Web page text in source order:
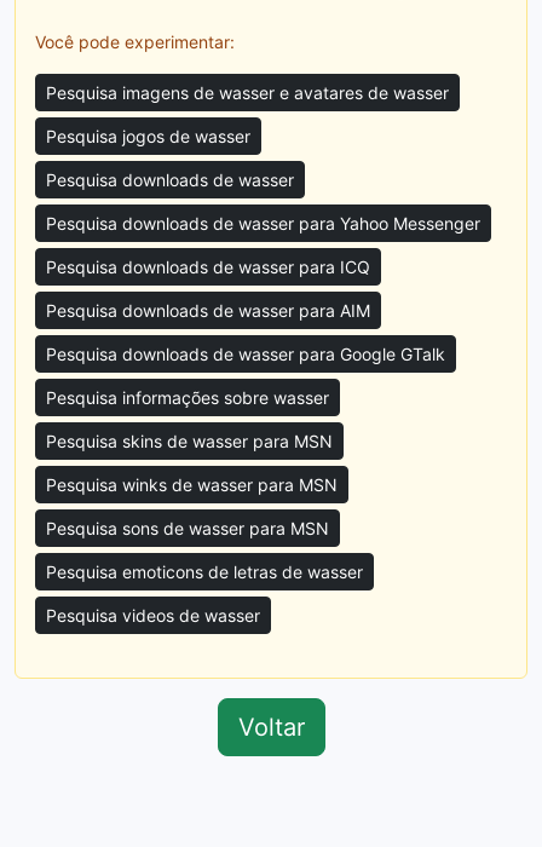
Você pode experimentar:
Pesquisa imagens de wasser e avatares de wasser
Pesquisa jogos de wasser
Pesquisa downloads de wasser
Pesquisa downloads de wasser para Yahoo Messenger
Pesquisa downloads de wasser para ICQ
Pesquisa downloads de wasser para AIM
Pesquisa downloads de wasser para Google GTalk
Pesquisa informações sobre wasser
Pesquisa skins de wasser para MSN
Pesquisa winks de wasser para MSN
Pesquisa sons de wasser para MSN
Pesquisa emoticons de letras de wasser
Pesquisa videos de wasser
Voltar